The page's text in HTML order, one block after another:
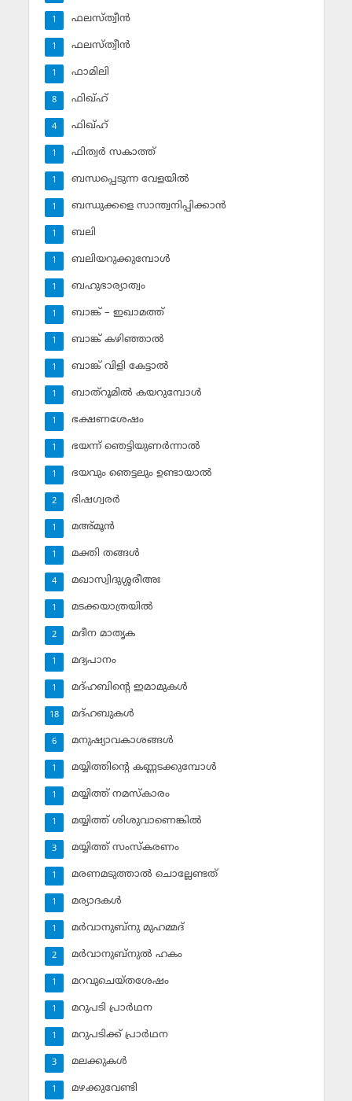
ഫലസ്ത്വീൻ
1
ഫലസ്ത്വീൻ
1
ഫാമിലി
1
ഫിഖ്ഹ്
8
ഫിഖ്ഹ്‌
4
ഫിത്വര്‍ സകാത്ത്‌
1
ബന്ധപ്പെടുന്ന വേളയില്‍
1
ബന്ധുക്കളെ സാന്ത്വനിപ്പിക്കാന്‍
1
ബലി
1
ബലിയറുക്കുമ്പോള്‍
1
ബഹുഭാര്യാത്വം
1
ബാങ്ക് – ഇഖാമത്ത്
1
ബാങ്ക് കഴിഞ്ഞാല്‍
1
ബാങ്ക് വിളി കേട്ടാല്‍
1
ബാത്‌റൂമില്‍ കയറുമ്പോള്‍
1
ഭക്ഷണശേഷം
1
ഭയന്ന് ഞെട്ടിയുണര്‍ന്നാല്‍
1
ഭയവും ഞെട്ടലും ഉണ്ടായാല്‍
1
ഭിഷഗ്വരര്‍
2
മഅ്മൂന്‍
1
മക്തി തങ്ങള്‍
1
മഖാസ്വിദുശ്ശരീഅഃ
4
മടക്കയാത്രയില്‍
1
മദീന മാതൃക
2
മദ്യപാനം
1
മദ്ഹബിന്റെ ഇമാമുകള്‍
1
മദ്ഹബുകള്‍
18
മനുഷ്യാവകാശങ്ങള്‍
6
മയ്യിത്തിന്റെ കണ്ണടക്കുമ്പോള്‍
1
മയ്യിത്ത് നമസ്‌കാരം
1
മയ്യിത്ത് ശിശുവാണെങ്കില്‍
1
മയ്യിത്ത് സംസ്‌കരണം
3
മരണമടുത്താല്‍ ചൊല്ലേണ്ടത്
1
മര്യാദകള്‍
1
മര്‍വാനുബ്‌നു മുഹമ്മദ്
1
മര്‍വാനുബ്‌നുല്‍ ഹകം
2
മറവുചെയ്തശേഷം
1
മറുപടി പ്രാര്‍ഥന
1
മറുപടിക്ക് പ്രാര്‍ഥന
1
മലക്കുകള്‍
3
മഴക്കുവേണ്ടി
1